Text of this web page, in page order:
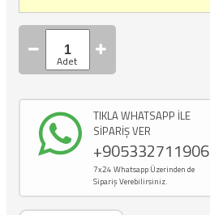
TIKLA WHATSAPP İLE
SİPARİŞ VER
+905332711906
7x24 Whatsapp Üzerinden de
Sipariş Verebilirsiniz.